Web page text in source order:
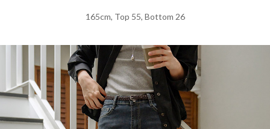
165cm, Top 55, Bottom 26